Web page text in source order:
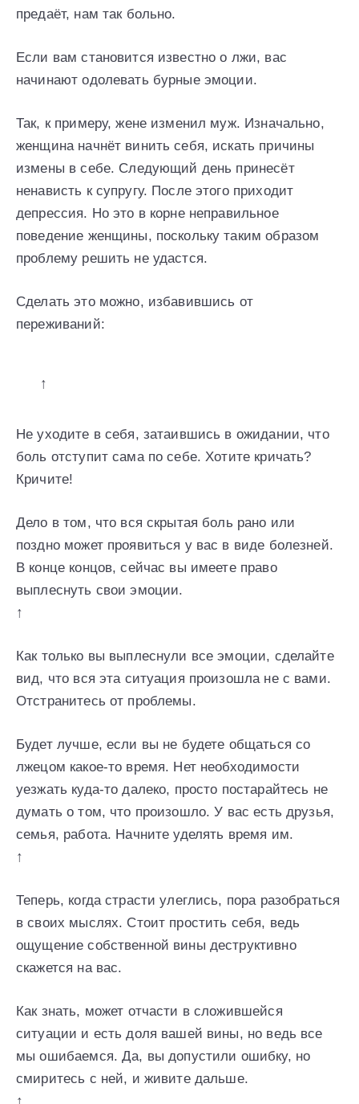
предаёт, нам так больно.
Если вам становится известно о лжи, вас
начинают одолевать бурные эмоции.
Так, к примеру, жене изменил муж. Изначально,
женщина начнёт винить себя, искать причины
измены в себе. Следующий день принесёт
ненависть к супругу. После этого приходит
депрессия. Но это в корне неправильное
поведение женщины, поскольку таким образом
проблему решить не удастся.
Сделать это можно, избавившись от
переживаний:
↑
Не уходите в себя, затаившись в ожидании, что
боль отступит сама по себе. Хотите кричать?
Кричите!
Дело в том, что вся скрытая боль рано или
поздно может проявиться у вас в виде болезней.
В конце концов, сейчас вы имеете право
выплеснуть свои эмоции.
↑
Как только вы выплеснули все эмоции, сделайте
вид, что вся эта ситуация произошла не с вами.
Отстранитесь от проблемы.
Будет лучше, если вы не будете общаться со
лжецом какое-то время. Нет необходимости
уезжать куда-то далеко, просто постарайтесь не
думать о том, что произошло. У вас есть друзья,
семья, работа. Начните уделять время им.
↑
Теперь, когда страсти улеглись, пора разобраться
в своих мыслях. Стоит простить себя, ведь
ощущение собственной вины деструктивно
скажется на вас.
Как знать, может отчасти в сложившейся
ситуации и есть доля вашей вины, но ведь все
мы ошибаемся. Да, вы допустили ошибку, но
смиритесь с ней, и живите дальше.